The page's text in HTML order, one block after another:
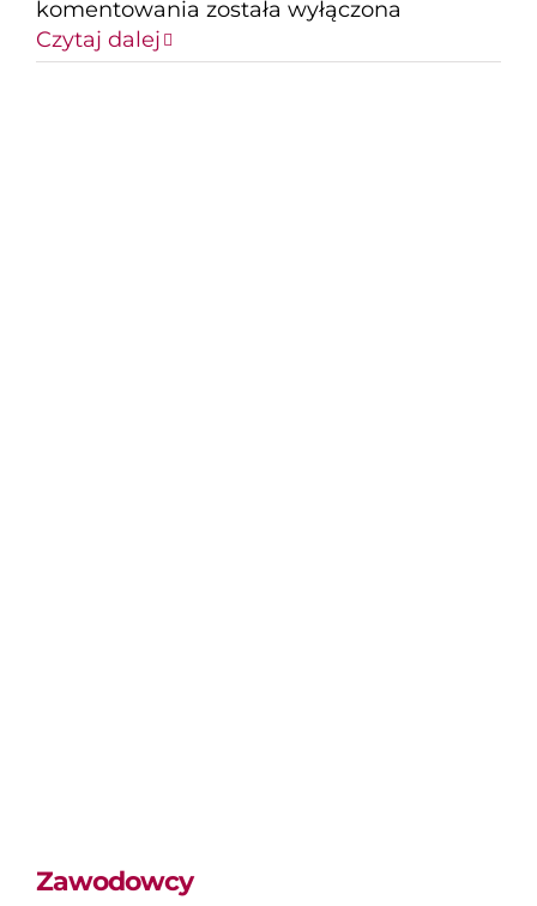
komentowania Kino
Milcząca
została wyłączona
Czytaj dalej
Zawodowcy